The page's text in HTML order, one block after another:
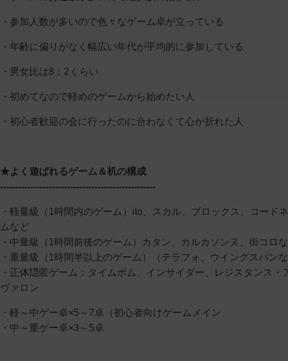
・参加人数が多いので色々なゲーム卓が立っている
・年齢に偏りがなく幅広い年代が平均的に参加している
・男女比は8：2くらい
・初めてなので軽めのゲームから始めたい人
・初心者歓迎の会に行ったのに合わなくて心が折れた人
★よく遊ばれるゲーム＆机の構成
---------------------------------------------------
・軽量級（1時間内のゲーム）ito、スカル、ブロックス、コード
ムなど
・中量級（1時間前後のゲーム）カタン、カルカソンヌ、街コロ
・重量級（1時間半以上のゲーム）（テラフォ、ウイングスパン
・正体隠匿ゲーム：タイムボム、インサイダー、レジスタンス・
ヴァロン
・軽～中ゲー卓×5～7卓（初心者向けゲームメイン
・中～重ゲー卓×3～5卓